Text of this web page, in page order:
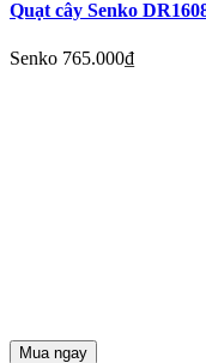
Quạt cây Senko
Senko 765.000₫
Mua ngay